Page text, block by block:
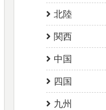
北陸
関西
中国
四国
九州